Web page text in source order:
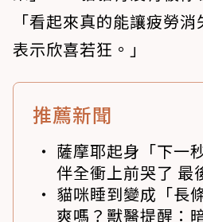
「看起來真的能讓疲勞
表示欣喜若狂。」
推薦新聞
薩摩耶起身「下一
伴全衝上前哭了 最
貓咪睡到變成「長
爽嗎？獸醫提醒：